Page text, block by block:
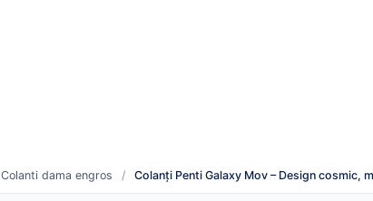
Colanti dama engros / Colanți Penti Galaxy Mov – Design cosmic,